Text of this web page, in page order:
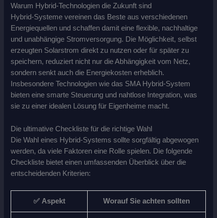
Warum Hybrid-Technologien die Zukunft sind
Hybrid-Systeme vereinen das Beste aus verschiedenen
Energiequellen und schaffen damit eine flexible, nachhaltige
und unabhängige Stromversorgung. Die Möglichkeit, selbst
erzeugten Solarstrom direkt zu nutzen oder für später zu
speichern, reduziert nicht nur die Abhängigkeit vom Netz,
sondern senkt auch die Energiekosten erheblich.
Insbesondere Technologien wie das SMA Hybrid-System
bieten eine smarte Steuerung und nahtlose Integration, was
sie zu einer idealen Lösung für Eigenheime macht.
Die ultimative Checkliste für die richtige Wahl
Die Wahl eines Hybrid-Systems sollte sorgfältig abgewogen
werden, da viele Faktoren eine Rolle spielen. Die folgende
Checkliste bietet einen umfassenden Überblick über die
entscheidenden Kriterien:
✅ Aspekt Worauf Sie achten sollten